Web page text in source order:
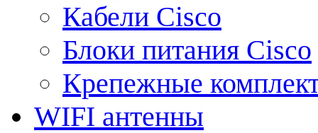
Кабели Cisco
Блоки питания Cisco
Крепежные
WIFI антенны